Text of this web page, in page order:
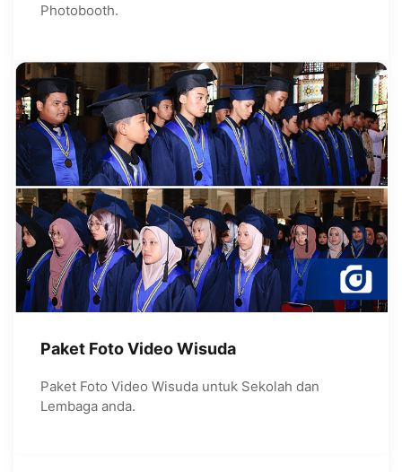
Photobooth.
Paket Foto Video Wisuda
Paket Foto Video Wisuda untuk Sekolah dan
Lembaga anda.